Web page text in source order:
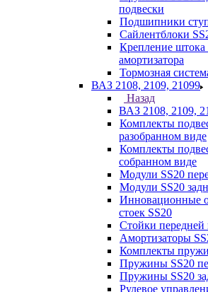
подвески
Подшипники
Сайлентблоки
Крепление штока
амортизатора
Тормозная
ВАЗ 2108, 2109, 21099
Назад
ВАЗ 2108, 2109,
Комплекты
разобранном виде
Комплекты
собранном виде
Модули SS20
Модули SS20
Инновационные
стоек SS20
Стойки передней
Амортизаторы
Комплекты
Пружины SS20
Пружины SS20
Рулевое